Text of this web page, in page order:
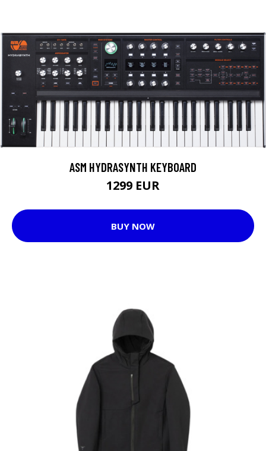
ASM HYDRASYNTH KEYBOARD
1299 EUR
BUY NOW